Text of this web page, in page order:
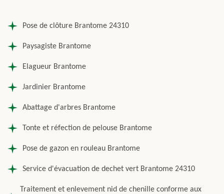
Pose de clôture Brantome 24310
Paysagiste Brantome
Elagueur Brantome
Jardinier Brantome
Abattage d'arbres Brantome
Tonte et réfection de pelouse Brantome
Pose de gazon en rouleau Brantome
Service d'évacuation de dechet vert Brantome 24310
Traitement et enlevement nid de chenille conforme aux